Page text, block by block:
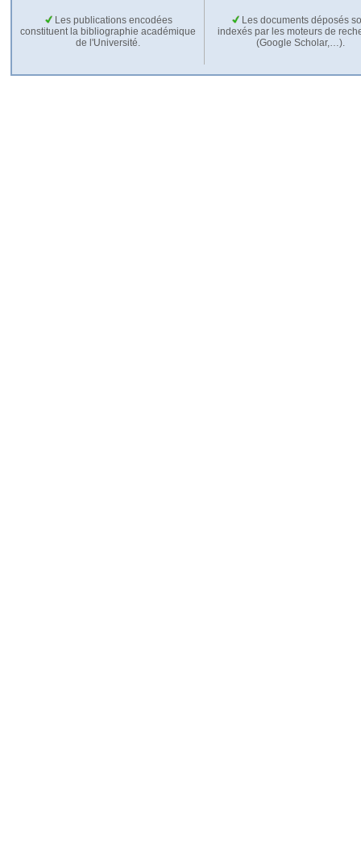
Les publications encodées
constituent la bibliographie académique
de l'Université.
Les documents déposés
indexés par les moteurs de
(Google Scholar,…).